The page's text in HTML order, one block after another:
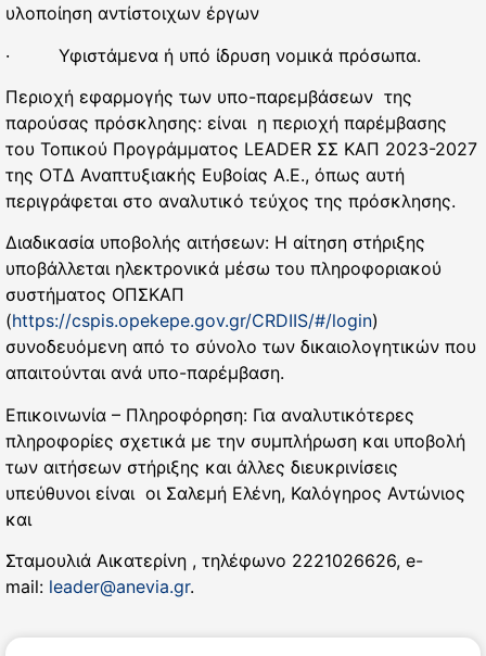
υλοποίηση αντίστοιχων έργων
· Υφιστάμενα ή υπό ίδρυση νομικά πρόσωπα.
Περιοχή εφαρμογής των υπο-παρεμβάσεων της
παρούσας πρόσκλησης: είναι η περιοχή παρέμβασης
του Τοπικού Προγράμματος LEADER ΣΣ ΚΑΠ 2023-2027
της ΟΤΔ Αναπτυξιακής Ευβοίας Α.Ε., όπως αυτή
περιγράφεται στο αναλυτικό τεύχος της πρόσκλησης.
Διαδικασία υποβολής αιτήσεων: H αίτηση στήριξης
υποβάλλεται ηλεκτρονικά μέσω του πληροφοριακού
συστήματος ΟΠΣΚΑΠ
(https://cspis.opekepe.gov.gr/CRDIIS/#/login)
συνοδευόμενη από το σύνολο των δικαιολογητικών που
απαιτούνται ανά υπο-παρέμβαση.
Επικοινωνία – Πληροφόρηση: Για αναλυτικότερες
πληροφορίες σχετικά με την συμπλήρωση και υποβολή
των αιτήσεων στήριξης και άλλες διευκρινίσεις
υπεύθυνοι είναι οι Σαλεμή Ελένη, Καλόγηρος Αντώνιος
και
Σταμουλιά Αικατερίνη , τηλέφωνο 2221026626, e-
mail: leader@anevia.gr.